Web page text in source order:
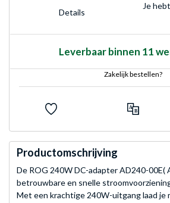
Details
Je
Leverbaar binnen 11
Zakelijk bestellen?
Productomschrijving
De ROG 240W DC-adapter AD240-00E(
betrouwbare en snelle
Met een krachtige 240W-uitgang laad je